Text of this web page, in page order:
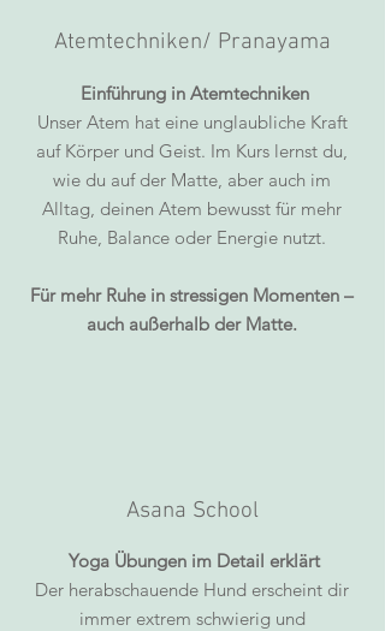
Atemtechniken/ Pranayama
Einführung in Atemtechniken
Unser Atem hat eine unglaubliche Kraft
auf Körper und Geist. Im Kurs lernst du,
wie du auf der Matte, aber auch im
Alltag, deinen Atem bewusst für mehr
Ruhe, Balance oder Energie nutzt.
Für mehr Ruhe in stressigen Momenten –
auch außerhalb der Matte.
Asana School
Yoga Übungen im Detail erklärt
Der herabschauende Hund erscheint dir
immer extrem schwierig und